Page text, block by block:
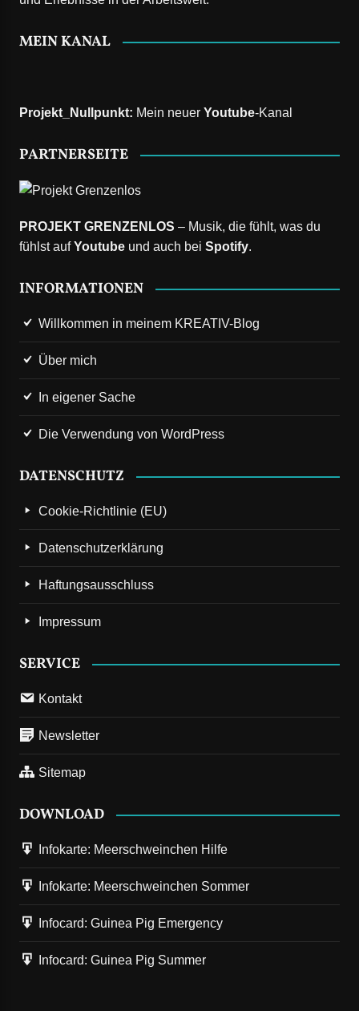
MEIN KANAL
Projekt_Nullpunkt: Mein neuer Youtube-Kanal
PARTNERSEITE
PROJEKT GRENZENLOS – Musik, die fühlt, was du
fühlst aufYoutube und auch bei Spotify.
INFORMATIONEN
Willkommen in meinem KREATIV-Blog
Über mich
In eigener Sache
Die Verwendung von WordPress
DATENSCHUTZ
Cookie-Richtlinie (EU)
Datenschutzerklärung
Haftungsausschluss
Impressum
SERVICE
Kontakt
Newsletter
Sitemap
DOWNLOAD
Infokarte: Meerschweinchen Hilfe
Infokarte: Meerschweinchen Sommer
Infocard: Guinea Pig Emergency
Infocard: Guinea Pig Summer